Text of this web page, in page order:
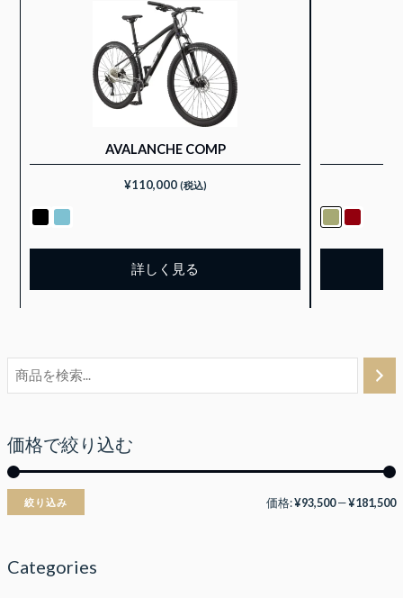
価格で絞り込む
絞り込み 価格:¥93,500—¥181,500
Categories
AVALANCHE COMP
¥110,000 (税込)
詳しく見る